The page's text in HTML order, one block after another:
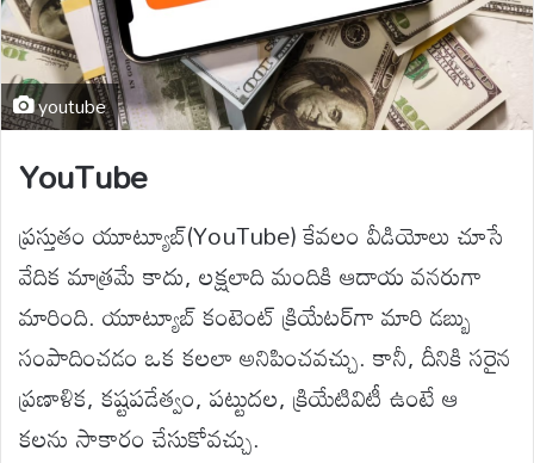
youtube
YouTube
ప్రస్తుతం యూట్యూబ్(YouTube) కేవలం వీడియోలు చూసే
వేదిక మాత్రమే కాదు, లక్షలాది మందికి ఆదాయ వనరుగా
మారింది. యూట్యూబ్ కంటెంట్ క్రియేటర్‌గా మారి డబ్బు
సంపాదించడం ఒక కలలా అనిపించవచ్చు. కానీ, దీనికి సరైన
ప్రణాళిక, కష్టపడేత్వం, పట్టుదల, క్రియేటివిటీ ఉంటే ఆ
కలను సాకారం చేసుకోవచ్చు.